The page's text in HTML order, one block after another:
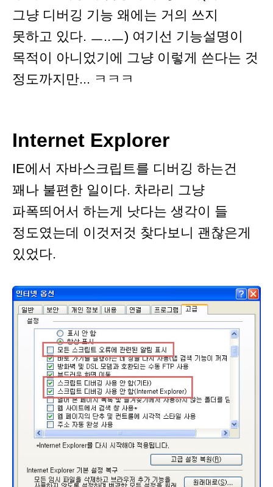
그냥 디버깅 기능 왜에는 거의 쓰지
못하고 있다. ㅡ..ㅡ) 여기선 기능설명이
목적이 아니었기에 그냥 이렇게 쓴다는 것
정도까지만... ㅋㅋㅋ
Internet Explorer
IE에서 자바스크립트를 디버깅 하는건
꽤나 불편한 일이다. 차라리 그냥
파폭띄어서 하는게 낫다는 생각이 들
정도였는데 이것저것 찾다보니 괜찮은게
있었다.